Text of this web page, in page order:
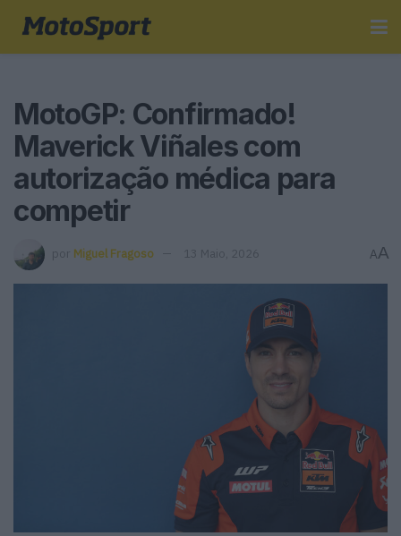
MotoGP: Confirmado!
Maverick Viñales com
autorização médica para
competir
por Miguel Fragoso 13 Maio, 2026 AA